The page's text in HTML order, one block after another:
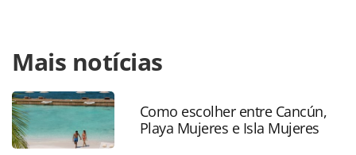
https://www.panrotas.com.br/hotelaria/inauguracoes/
hotels-abre-reservas-para-seu-primeiro-hotel-em-
londres_207064.html ou as ferramentas oferecidas na
página. Todo o conteúdo produzido pela PANROTAS
Editora é protegido pela legislação brasileira sobre direito
autoral. Não reproduza o conteúdo sem autorização da
Mais notícias
Como escolher entre Cancún,
Playa Mujeres e Isla Mujeres